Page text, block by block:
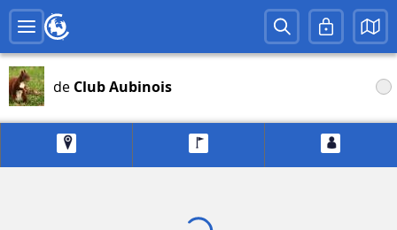
de Club Aubinois